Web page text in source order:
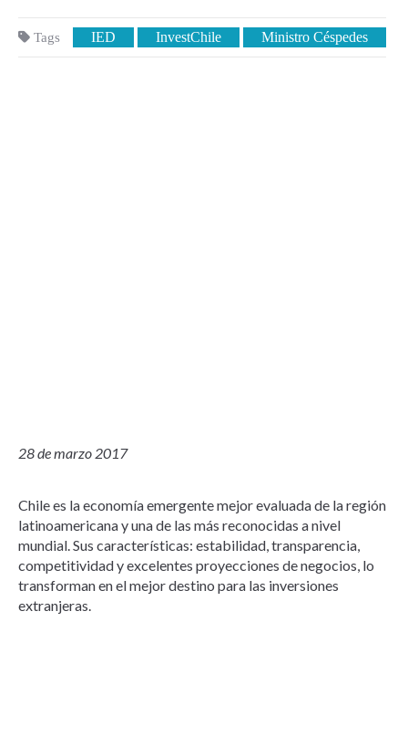
Tags IED InvestChile Ministro Céspedes
28 de marzo 2017
Chile es la economía emergente mejor evaluada de la región
latinoamericana y una de las más reconocidas a nivel
mundial. Sus características: estabilidad, transparencia,
competitividad y excelentes proyecciones de negocios, lo
transforman en el mejor destino para las inversiones
extranjeras.